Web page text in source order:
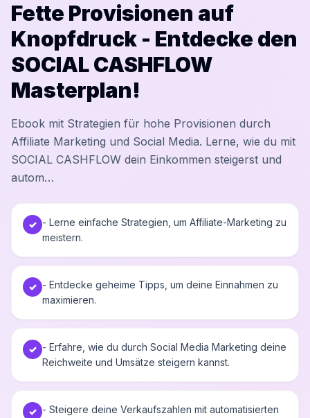
Fette Provisionen auf
Knopfdruck - Entdecke den
SOCIAL CASHFLOW
Masterplan!
Ebook mit Strategien für hohe Provisionen durch
Affiliate Marketing und Social Media. Lerne, wie du mit
SOCIAL CASHFLOW dein Einkommen steigerst und
autom…
✓ - Lerne einfache Strategien, um Affiliate-Marketing zu
meistern.
✓ - Entdecke geheime Tipps, um deine Einnahmen zu
maximieren.
✓ - Erfahre, wie du durch Social Media Marketing deine
Reichweite und Umsätze steigern kannst.
✓ - Steigere deine Verkaufszahlen mit automatisierten